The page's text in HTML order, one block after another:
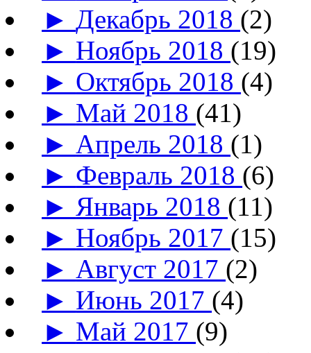
►Декабрь 2018 (2)
► Ноябрь 2018 (19)
► Октябрь 2018 (4)
► Май 2018 (41)
► Апрель 2018 (1)
► Февраль 2018 (6)
► Январь 2018 (11)
► Ноябрь 2017 (15)
► Август 2017 (2)
► Июнь 2017 (4)
► Май 2017 (9)